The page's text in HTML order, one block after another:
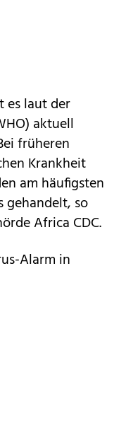
es laut der
aktuell
früheren
Krankheit
am häufigsten
gehandelt, so
Africa CDC.
Alarm in